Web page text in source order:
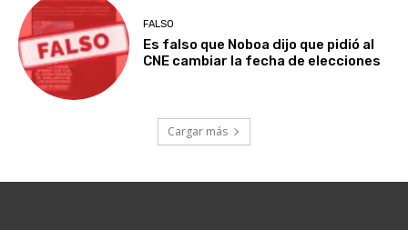
FALSO
Es falso que Noboa dijo que pidió al
CNE cambiar la fecha de elecciones
Cargar más